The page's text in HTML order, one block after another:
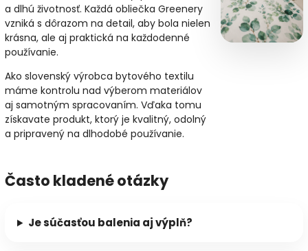
a dlhú životnosť. Každá obliečka Greenery
vzniká s dôrazom na detail, aby bola nielen
krásna, ale aj praktická na každodenné
používanie.
Ako slovenský výrobca bytového textilu
máme kontrolu nad výberom materiálov
aj samotným spracovaním. Vďaka tomu
získavate produkt, ktorý je kvalitný, odolný
a pripravený na dlhodobé používanie.
Často kladené otázky
Je súčasťou balenia aj výplň?